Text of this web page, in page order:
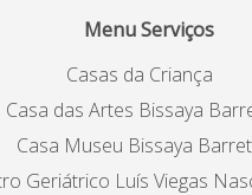
Menu Serviços
Casas da Criança
Casa das Artes Bissaya
Casa Museu Bissaya
Geriátrico Luís Viegas